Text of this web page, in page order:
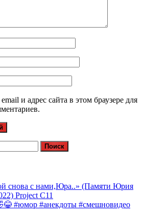
и адрес сайта в этом браузере для
снова с нами,Юра..» (Памяти Юрия
Project C11
#юмор #анекдоты #смешновидео